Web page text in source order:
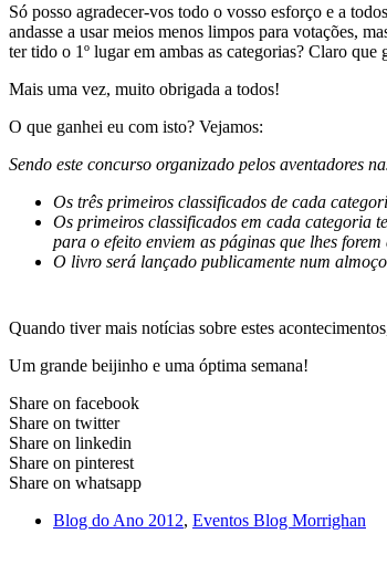
Só posso agradecer-vos todo o vosso esforço e a
andasse a usar meios menos limpos para votações,
ter tido o 1º lugar em ambas as categorias? Claro
Mais uma vez, muito obrigada a todos!
O que ganhei eu com isto? Vejamos:
Sendo este concurso organizado pelos aventadores
Os três primeiros classificados de cada
Os primeiros classificados em cada categoria
para o efeito enviem as páginas que lhes
O livro será lançado publicamente num
Quando tiver mais notícias sobre estes
Um grande beijinho e uma óptima semana!
Share on facebook
Share on twitter
Share on linkedin
Share on pinterest
Share on whatsapp
Blog do Ano 2012, Eventos Blog Morrighan